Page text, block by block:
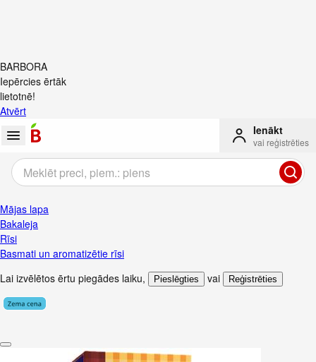
BARBORA
Iepērcies ērtāk
lietotnē!
Atvērt
Ienākt
vai reģistrēties
Mājas lapa
Bakaleja
Rīsi
Basmati un aromatizētie rīsi
Lai izvēlētos ērtu piegādes laiku, Pieslēgties vai Reģistrēties